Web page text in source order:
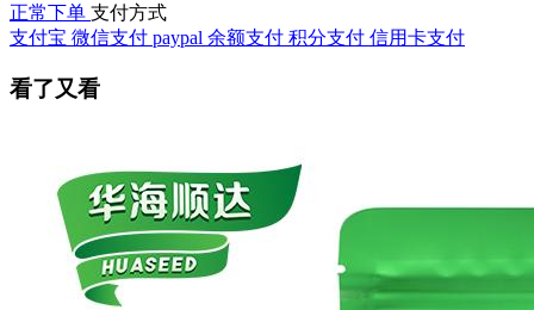
正常下单 支付方式
支付宝 微信支付 paypal 余额支付 积分支付 信用卡支付
看了又看